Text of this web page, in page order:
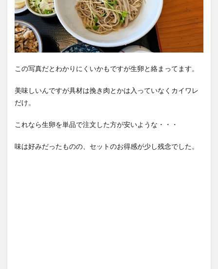
この写真だとわかりにくいかもですが生卵と絡まってます。
美味しいんですが具材は挽き肉とかは入っていなくカイワレ
だけ。
これなら生卵を単品で注文した方が安いような・・・
味は好みだったものの、セットのお得感が少し残念でした。